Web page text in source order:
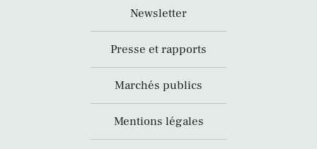
Newsletter
Presse et rapports
Marchés publics
Mentions légales